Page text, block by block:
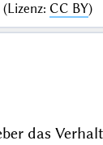
(Lizenz: CC BY)
das